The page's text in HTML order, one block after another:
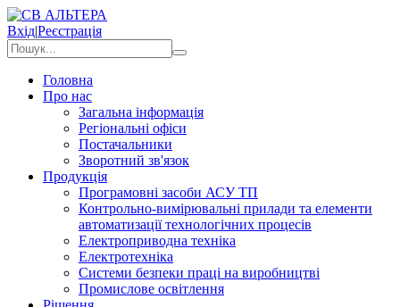
Вхід|Реєстрація
Головна
Про нас
Загальна інформація
Регіональні офіси
Постачальники
Зворотний зв'язок
Продукція
Програмовні засоби АСУ ТП
Контрольно-вимірювальні прилади та елементи
автоматизації технологічних процесів
Електроприводна техніка
Електротехніка
Системи безпеки праці на виробництві
Промислове освітлення